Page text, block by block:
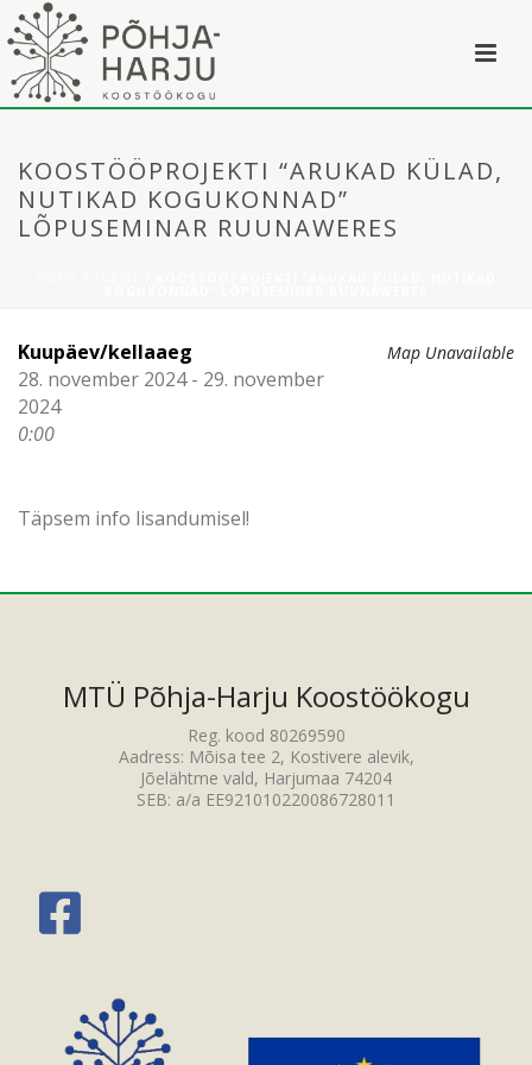
KOOSTÖÖPROJEKTI “ARUKAD KÜLAD,
NUTIKAD KOGUKONNAD”
LÕPUSEMINAR RUUNAWERES
Map Unavailable
Kuupäev/kellaaeg
28. november 2024 - 29. november
2024
0:00
Täpsem info lisandumisel!
MTÜ Põhja-Harju Koostöökogu
Reg. kood 80269590
Aadress: Mõisa tee 2, Kostivere alevik,
Jõelähtme vald, Harjumaa 74204
SEB: a/a EE921010220086728011